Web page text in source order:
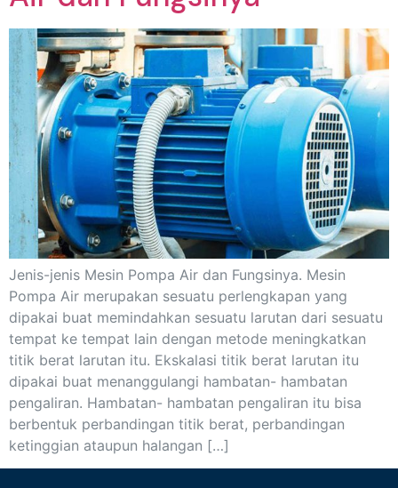
Jenis-jenis Mesin Pompa Air dan Fungsinya. Mesin
Pompa Air merupakan sesuatu perlengkapan yang
dipakai buat memindahkan sesuatu larutan dari sesuatu
tempat ke tempat lain dengan metode meningkatkan
titik berat larutan itu. Ekskalasi titik berat larutan itu
dipakai buat menanggulangi hambatan- hambatan
pengaliran. Hambatan- hambatan pengaliran itu bisa
berbentuk perbandingan titik berat, perbandingan
ketinggian ataupun halangan […]